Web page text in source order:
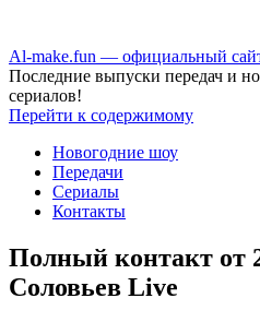
Аl-make.fun — официальный
Последние выпуски передач и
сериалов!
Перейти к содержимому
Новогодние шоу
Передачи
Сериалы
Контакты
Полный контакт от
Соловьев Live